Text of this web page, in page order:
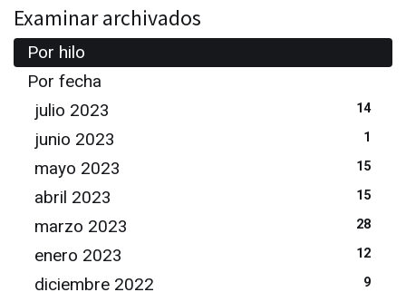
Examinar archivados
Por hilo
Por fecha
julio 2023
14
junio 2023 1
mayo 2023 15
abril 2023 15
marzo 2023 28
enero 2023 12
diciembre 2022 9